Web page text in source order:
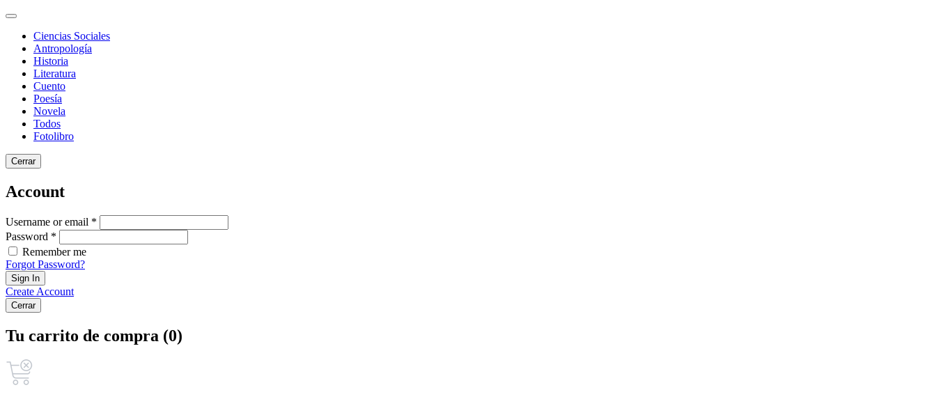
Ciencias Sociales
Antropología
Historia
Literatura
Cuento
Poesía
Novela
Todos
Fotolibro
Cerrar
Account
Username or email *
Password *
Remember me
Forgot Password?
Sign In
Create Account
Cerrar
Tu carrito de compra (0)